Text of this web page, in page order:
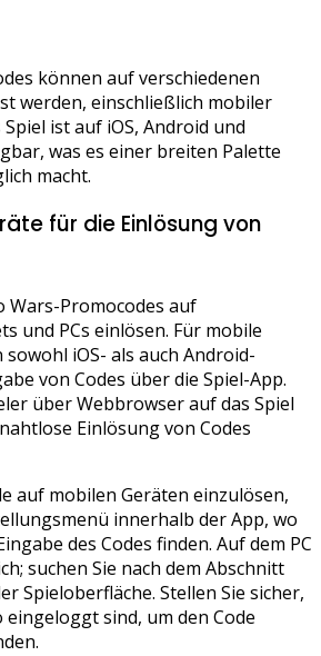
können auf verschiedenen
werden, einschließlich mobiler
Spiel ist auf iOS, Android und
was es einer breiten Palette
macht.
für die Einlösung von
Wars-Promocodes auf
und PCs einlösen. Für mobile
iOS- als auch Android-
von Codes über die Spiel-App.
über Webbrowser auf das Spiel
Einlösung von Codes
auf mobilen Geräten einzulösen,
innerhalb der App, wo
des Codes finden. Auf dem PC
suchen Sie nach dem Abschnitt
Spieloberfläche. Stellen Sie sicher,
eingeloggt sind, um den Code